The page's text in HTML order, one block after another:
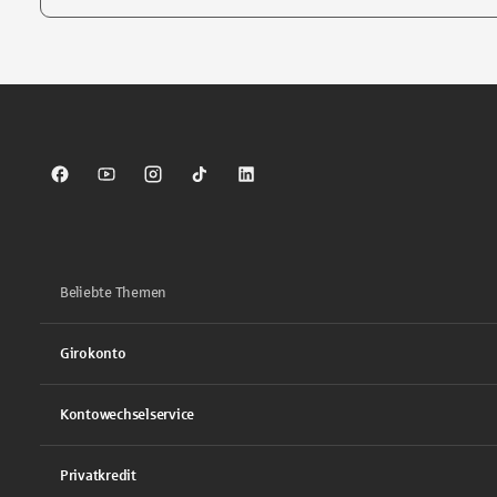
Sparkasse auf Facebook
Sparkasse auf Youtube
Sparkasse auf Instagram
Sparkasse auf TikTok
Sparkasse auf LinkedIn
Beliebte Themen
Girokonto
Kontowechselservice
Privatkredit